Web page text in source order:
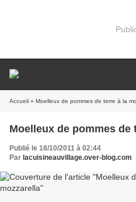
Accueil » Moelleux de pommes de terre à la
Moelleux de pommes de
Publié le 18/10/2011 à 02:44
Par lacuisineauvillage.over-blog.com